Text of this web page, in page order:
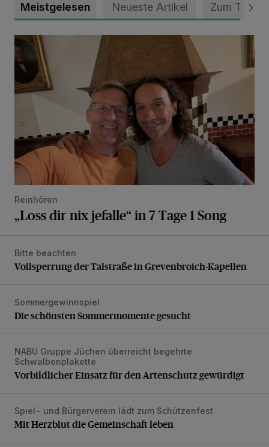
Meistgelesen Neueste Artikel Zum Thema
„Loss dir nix jefalle“ in 7 Tage 1 Song
Reinhören
„Loss dir nix jefalle“ in 7 Tage 1 Song
Vollsperrung der Talstraße in Grevenbroich-Kapellen
Bitte beachten
Vollsperrung der Talstraße in Grevenbroich-Kapellen
Die schönsten Sommermomente gesucht
Sommergewinnspiel
Die schönsten Sommermomente gesucht
Vorbildlicher Einsatz für den Artenschutz gewürdigt
NABU Gruppe Jüchen überreicht begehrte
Schwalbenplakette
Vorbildlicher Einsatz für den Artenschutz gewürdigt
Mit Herzblut die Gemeinschaft leben
Spiel- und Bürgerverein lädt zum Schützenfest
Mit Herzblut die Gemeinschaft leben